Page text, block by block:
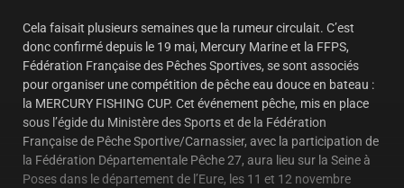
Cela faisait plusieurs semaines que la rumeur circulait. C’est
donc confirmé depuis le 19 mai, Mercury Marine et la FFPS,
Fédération Française des Pêches Sportives, se sont associés
pour organiser une compétition de pêche eau douce en bateau :
la MERCURY FISHING CUP. Cet événement pêche, mis en place
sous l’égide du Ministère des Sports et de la Fédération
Française de Pêche Sportive/Carnassier, avec la participation de
la Fédération Départementale Pêche 27, aura lieu sur la Seine à
Poses dans le département de l’Eure, les 11 et 12 novembre